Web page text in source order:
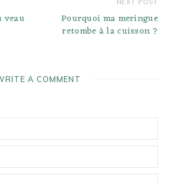
veau
NEXT POST
Pourquoi ma meringue
retombe à la cuisson ?
A COMMENT